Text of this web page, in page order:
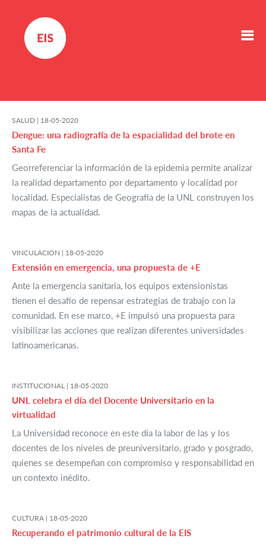
SALUD | 18-05-2020
Dengue: una radiografía de la espacialidad del brote en
Santa Fe
Georreferenciar la información de la epidemia permite analizar
la realidad departamento por departamento y localidad por
localidad. Especialistas de Geografía de la UNL construyen los
mapas de la actualidad.
VINCULACION | 18-05-2020
Extensión en emergencia, una propuesta de +E
Ante la emergencia sanitaria, los equipos extensionistas
tienen el desafío de repensar estrategias de trabajo con la
comunidad. En ese marco, +E impulsó una propuesta para
visibilizar las acciones que realizan diferentes universidades
latinoamericanas.
INSTITUCIONAL | 18-05-2020
UNL celebra el día del Docente Universitario en la
virtualidad
La Universidad reconoce en este día la labor de las y los
docentes de los niveles de preuniversitario, grado y posgrado,
quienes se desempeñan con compromiso y responsabilidad en
un contexto inédito.
CULTURA | 18-05-2020
Recuperando el patrimonio cultural de la EIS